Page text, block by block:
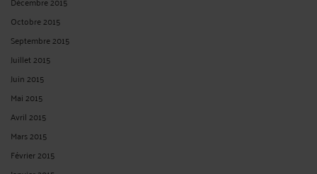
CONSULTER PAR TÉLÉPHONE
Derniers commentaires